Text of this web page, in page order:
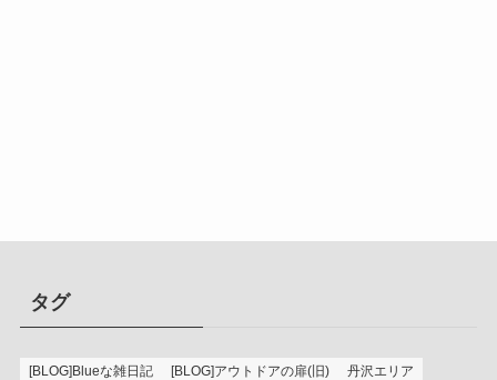
タグ
[BLOG]Blueな雑日記 [BLOG]アウトドアの扉(旧)
丹沢エリア